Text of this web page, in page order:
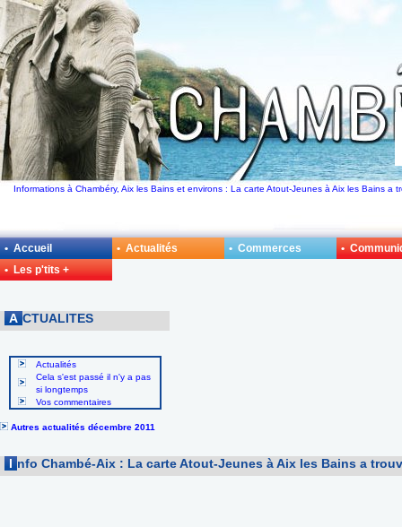
Informations à Chambéry, Aix les Bains et environs : La carte Atout-Jeunes à Aix les Bains a
A CTUALITES
Actualités
Cela s'est passé il n'y a pas
si longtemps
Vos commentaires
Autres actualités décembre 2011
I nfo Chambé-Aix : La carte Atout-Jeunes à Aix les Bains a
• Accueil • Actualités • Commerces
•
• Les p'tits +